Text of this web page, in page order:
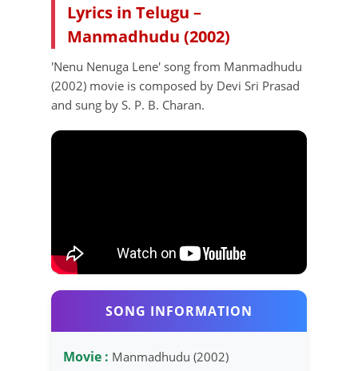
Lyrics in Telugu –
Manmadhudu (2002)
'Nenu Nenuga Lene' song from Manmadhudu
(2002) movie is composed by Devi Sri Prasad
and sung by S. P. B. Charan.
SONG INFORMATION
Movie : Manmadhudu (2002)